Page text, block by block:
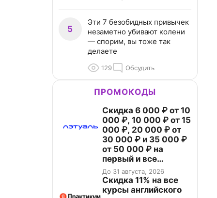
5
Эти 7 безобидных привычек
незаметно убивают колени
— спорим, вы тоже так
делаете
129 Обсудить
ПРОМОКОДЫ
Скидка 6 000 ₽ от 10
000 ₽, 10 000 ₽ от 15
000 ₽, 20 000 ₽ от
30 000 ₽ и 35 000 ₽
от 50 000 ₽ на
первый и все
повторные заказы по
промокоду НАБЕРИ
До 31 августа, 2026
Скидка 11% на все
курсы английского